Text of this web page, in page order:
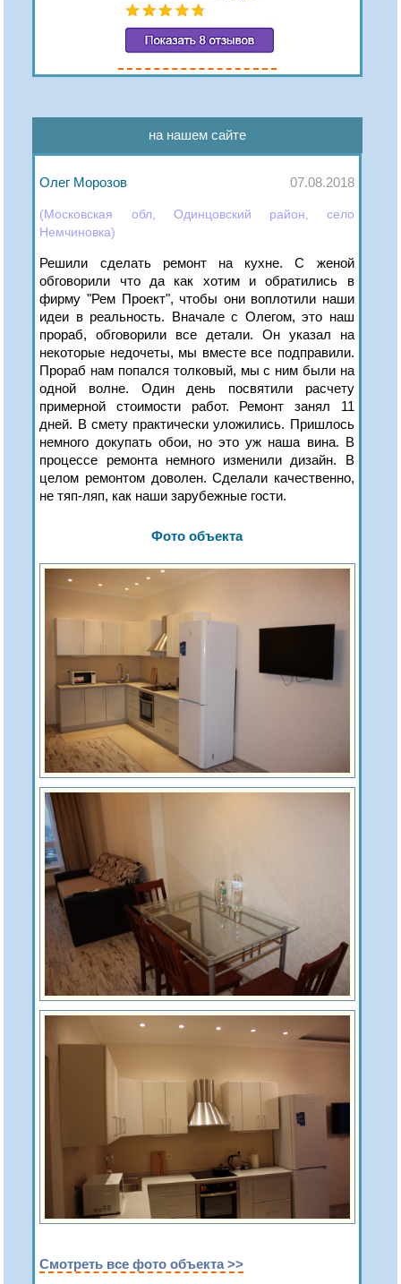
на нашем сайте
Олег Морозов 07.08.2018
(Московская обл, Одинцовский район, село
Немчиновка)
Решили сделать ремонт на кухне. С женой
обговорили что да как хотим и обратились в
фирму "Рем Проект", чтобы они воплотили наши
идеи в реальность. Вначале с Олегом, это наш
прораб, обговорили все детали. Он указал на
некоторые недочеты, мы вместе все подправили.
Прораб нам попался толковый, мы с ним были на
одной волне. Один день посвятили расчету
примерной стоимости работ. Ремонт занял 11
дней. В смету практически уложились. Пришлось
немного докупать обои, но это уж наша вина. В
процессе ремонта немного изменили дизайн. В
целом ремонтом доволен. Сделали качественно,
не тяп-ляп, как наши зарубежные гости.
Фото объекта
Смотреть все фото объекта >>